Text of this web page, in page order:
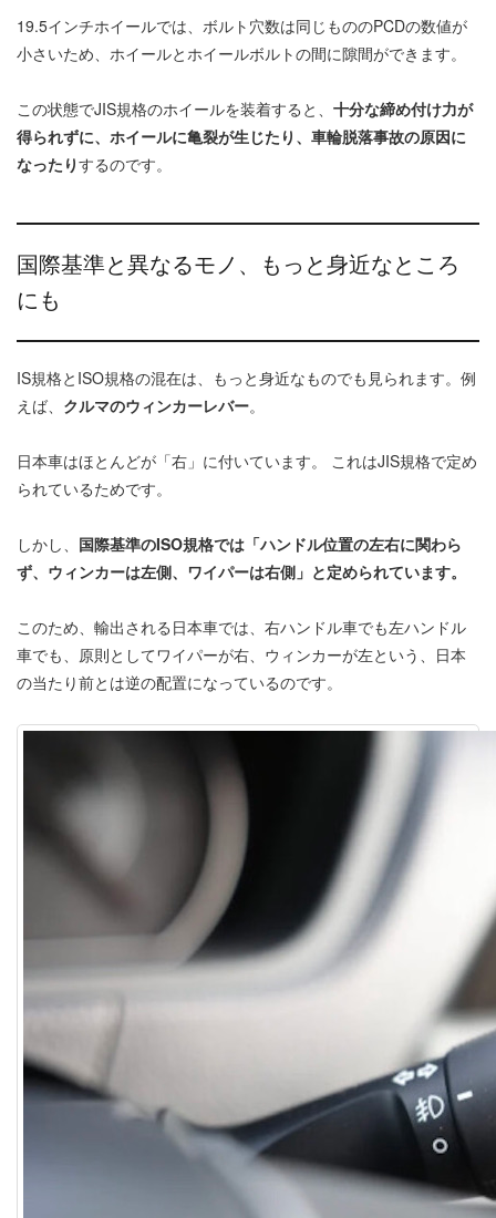
19.5インチホイールでは、ボルト穴数は同じもののPCDの数値が
小さいため、ホイールとホイールボルトの間に隙間ができます。
この状態でJIS規格のホイールを装着すると、 十分な締め付け力が
得られずに、ホイールに亀裂が生じたり、車輪脱落事故の原因に
なったりするのです。
国際基準と異なるモノ、もっと身近なところ
にも
IS規格とISO規格の混在は、もっと身近なものでも見られます。例
えば、 クルマのウィンカーレバー。
日本車はほとんどが「右」に付いています。 これはJIS規格で定め
られているためです。
しかし、 国際基準のISO規格では「ハンドル位置の左右に関わら
ず、ウィンカーは左側、ワイパーは右側」と定められています。
このため、輸出される日本車では、右ハンドル車でも左ハンドル
車でも、原則としてワイパーが右、ウィンカーが左という、日本
の当たり前とは逆の配置になっているのです。